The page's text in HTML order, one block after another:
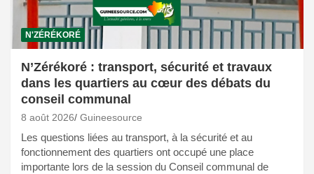
N'ZÉRÉKORÉ
N’Zérékoré : transport, sécurité et travaux
dans les quartiers au cœur des débats du
conseil communal
8 août 2026 Guineesource
Les questions liées au transport, à la sécurité et au
fonctionnement des quartiers ont occupé une place
importante lors de la session du Conseil communal de